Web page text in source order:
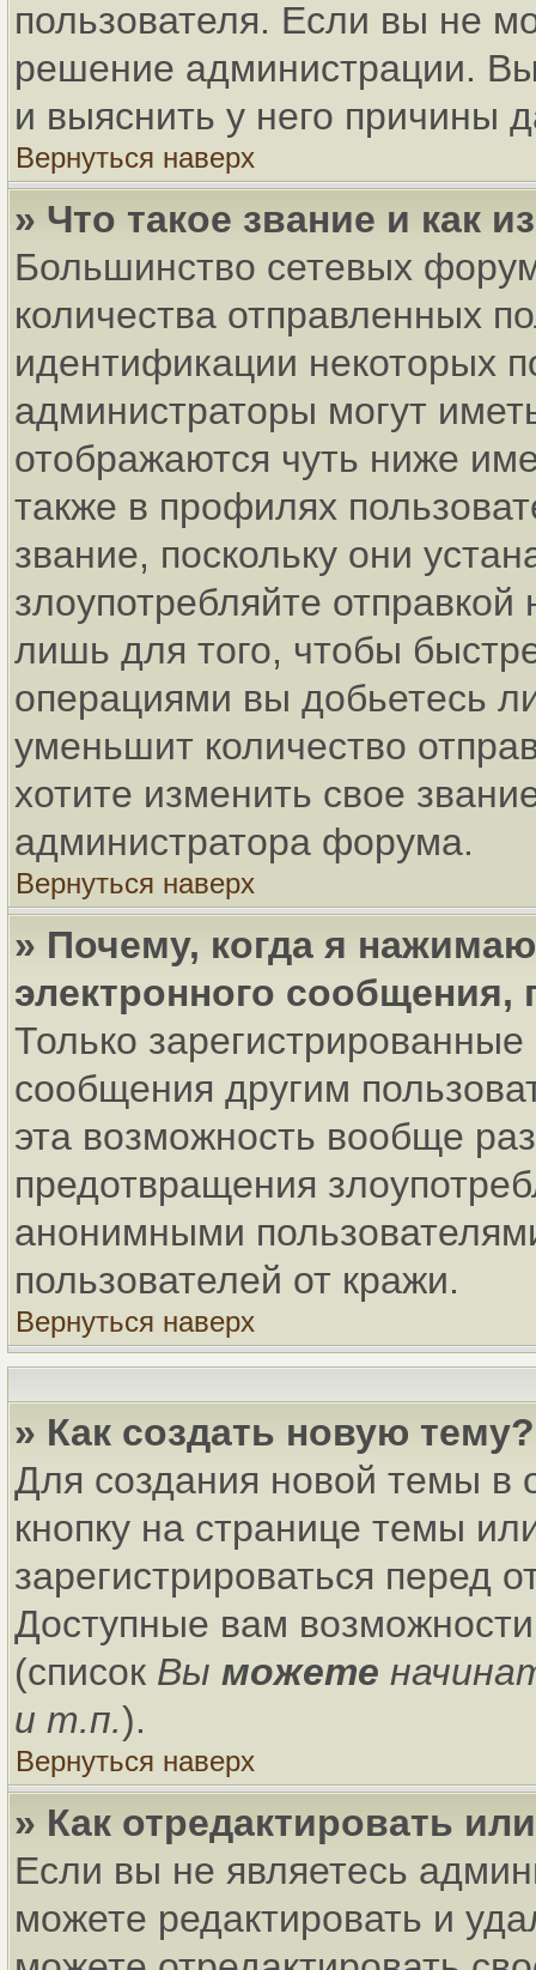
пользователя. Если вы не
решение администрации.
и выяснить у него причины
Вернуться наверх
» Что такое звание и как
Большинство сетевых
количества отправленных
идентификации некоторых
администраторы могут
отображаются чуть ниже
также в профилях
звание, поскольку они
злоупотребляйте
лишь для того, чтобы
операциями вы добьетесь
уменьшит количество
хотите изменить свое
администратора форума.
Вернуться наверх
» Почему, когда я
электронного сообщения,
Только
сообщения другим
эта возможность вообще
предотвращения
анонимными
пользователей от кражи.
Вернуться наверх
» Как создать новую тему?
Для создания новой темы в
кнопку на странице темы
зарегистрироваться перед
Доступные вам
(список Вы можете
и т.п.).
Вернуться наверх
» Как отредактировать
Если вы не являетесь
можете редактировать и